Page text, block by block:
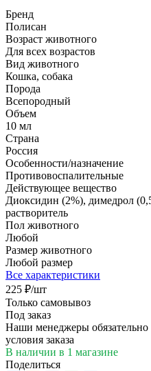
Бренд
Полисан
Возраст животного
Для всех возрастов
Вид животного
Кошка, собака
Порода
Всепородный
Объем
10 мл
Страна
Россия
Особенности/назначение
Противовоспалительные
Действующее вещество
Диоксидин (2%), димедрол
растворитель
Пол животного
Любой
Размер животного
Любой размер
Все характеристики
225 ₽/шт
Только самовывоз
Под заказ
Наши менеджеры обязательно
условия заказа
В наличии в 1 магазине
Поделиться